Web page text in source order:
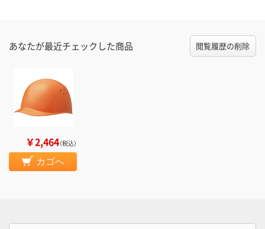
あなたが最近チェックした商品 閲覧履歴の削除
￥2,464（税込）
カゴへ